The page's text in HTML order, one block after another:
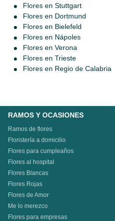
Flores en Stuttgart
Flores en Dortmund
Flores en Bielefeld
Flores en Nápoles
Flores en Verona
Flores en Trieste
Flores en Regio de Calabria
RAMOS Y OCASIONES
Ramos de flores
Floristería a domicilio
Flores para cumpleaños
Flores al hospital
Flores Blancas
Flores Rojas
Flores de Amor
Me lo merezco
Flores para empresas